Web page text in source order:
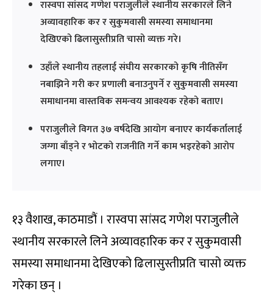
रास्वपा सांसद गणेश पराजुलीले स्थानीय सरकारले लिने
अव्यावहारिक कर र सुकुमवासी समस्या समाधानमा
देखिएको ढिलासुस्तीप्रति चासो व्यक्त गरे।
उहाँले स्थानीय तहलाई संघीय सरकारको कृषि नीतिसँग
नबाझिने गरी कर प्रणाली बनाउनुपर्ने र सुकुमवासी समस्या
समाधानमा वास्तविक समन्वय आवश्यक रहेको बताए।
पराजुलीले विगत ३७ वर्षदेखि आयोग बनाएर कार्यकर्तालाई
जग्गा बाँड्ने र भोटको राजनीति गर्ने काम भइरहेको आरोप
लगाए।
१३ वैशाख, काठमाडौं । रास्वपा सांसद गणेश पराजुलीले
स्थानीय सरकारले लिने अव्यावहारिक कर र सुकुमवासी
समस्या समाधानमा देखिएको ढिलासुस्तीप्रति चासो व्यक्त
गरेका छन् ।